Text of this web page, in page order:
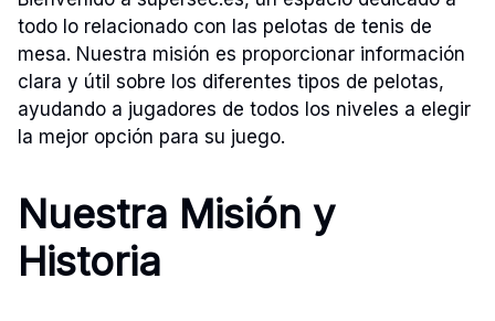
todo lo relacionado con las pelotas de tenis de
mesa. Nuestra misión es proporcionar información
clara y útil sobre los diferentes tipos de pelotas,
ayudando a jugadores de todos los niveles a elegir
la mejor opción para su juego.
Nuestra Misión y
Historia